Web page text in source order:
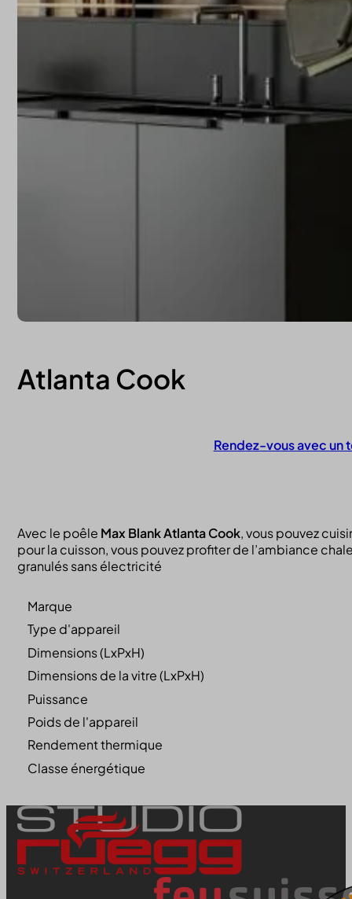
Atlanta Cook
Rendez-vous avec un
Avec le poêle Max Blank Atlanta Cook, vous pouvez
pour la cuisson, vous pouvez profiter de l’ambiance
granulés sans électricité
Marque
Type d'appareil
Dimensions (LxPxH)
Dimensions de la vitre (LxPxH)
Puissance
Poids de l'appareil
Rendement thermique
Classe énergétique